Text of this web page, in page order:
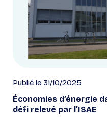
Publié le 31/10/2025
Économies d’énergie
défi relevé par l’ISAE